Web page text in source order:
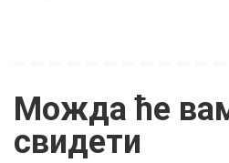
Можда ће
свидети